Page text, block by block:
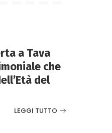
a Tava
che
del
LEGGI TUTTO